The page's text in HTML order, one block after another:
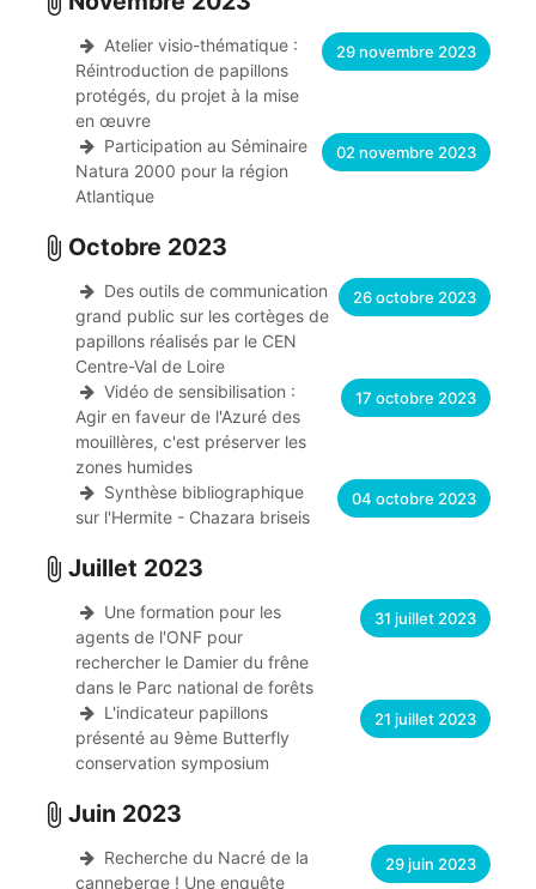
Atelier visio-thématique :
Réintroduction de papillons
protégés, du projet à la mise
en œuvre
29 novembre 2023
Participation au Séminaire
Natura 2000 pour la région
Atlantique
02 novembre 2023
attach_file Octobre 2023
Des outils de communication
grand public sur les cortèges de
papillons réalisés par le CEN
Centre-Val de Loire
26 octobre 2023
Vidéo de sensibilisation :
Agir en faveur de l'Azuré des
mouillères, c'est préserver les
zones humides
17 octobre 2023
Synthèse bibliographique
sur l'Hermite - Chazara briseis
04 octobre 2023
attach_file Juillet 2023
Une formation pour les
agents de l'ONF pour
rechercher le Damier du frêne
dans le Parc national de forêts
31 juillet 2023
L'indicateur papillons
présenté au 9ème Butterfly
conservation symposium
21 juillet 2023
attach_file Juin 2023
Recherche du Nacré de la
canneberge ! Une enquête
29 juin 2023